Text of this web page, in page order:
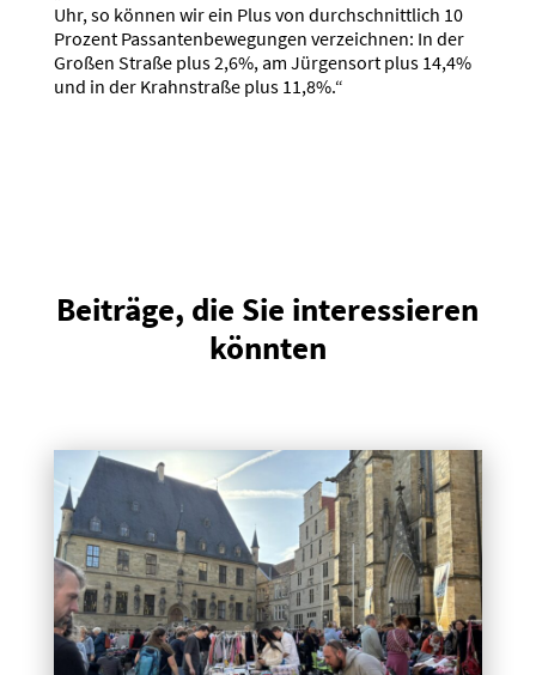
Uhr, so können wir ein Plus von durchschnittlich 10
Prozent Passantenbewegungen verzeichnen: In der
Großen Straße plus 2,6%, am Jürgensort plus 14,4%
und in der Krahnstraße plus 11,8%.“
Beiträge, die Sie interessieren
könnten